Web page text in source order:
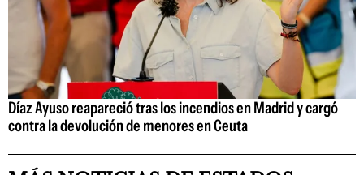
Díaz Ayuso reapareció tras los incendios en Madrid y cargó
contra la devolución de menores en Ceuta